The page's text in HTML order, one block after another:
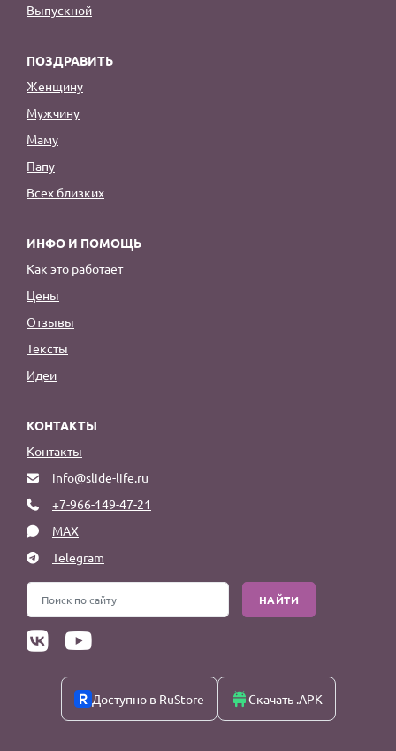
Выпускной
ПОЗДРАВИТЬ
Женщину
Мужчину
Маму
Папу
Всех близких
ИНФО И ПОМОЩЬ
Как это работает
Цены
Отзывы
Тексты
Идеи
КОНТАКТЫ
Контакты
info@slide-life.ru
+7-966-149-47-21
MAX
Telegram
НАЙТИ
Доступно в RuStore Скачать .APK